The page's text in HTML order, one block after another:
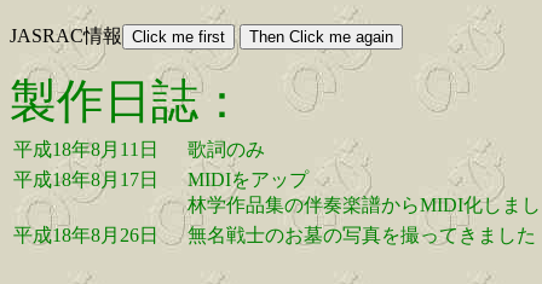
JASRAC情報
製作日誌：
平成18年8月11日
歌詞のみ
平成18年8月17日
MIDIをアップ
林学作品集の伴奏楽譜からMIDI化しま
平成18年8月26日
無名戦士のお墓の写真を撮ってきました